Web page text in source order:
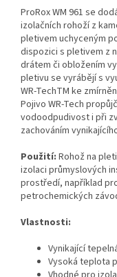
ProRox WM 961 se
izolačních rohoží z
pletivem uchyceným
dispozici s pletivem z
drátem či obložením
pletivu se vyrábějí s
WR-TechTM ke
Pojivo WR-Tech
vodoodpudivost i při
zachováním
Použití: Rohož na
izolaci průmyslových
prostředí, například
petrochemických
Vlastnosti:
Vynikající
Vysoká teplota